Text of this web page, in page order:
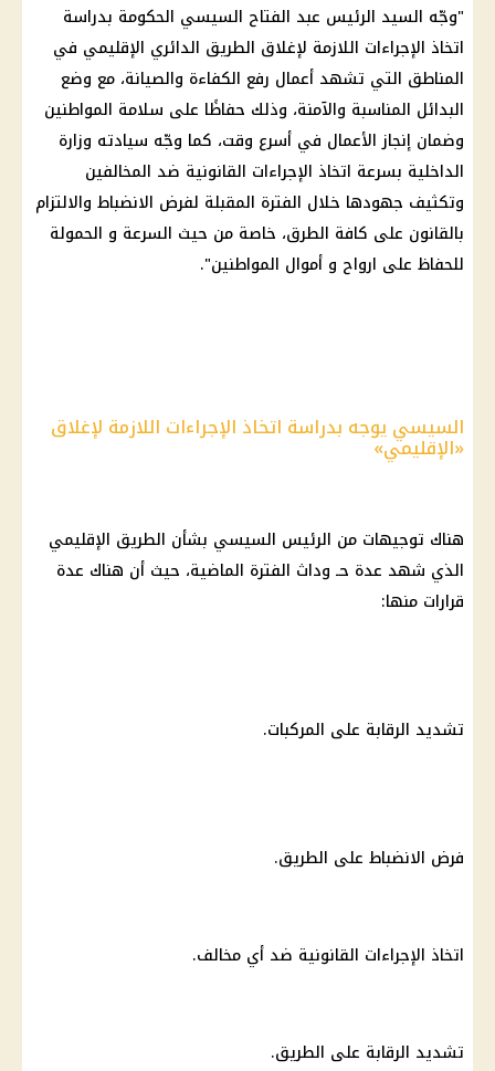
"وجّه السيد الرئيس عبد الفتاح السيسي الحكومة بدراسة
اتخاذ الإجراءات اللازمة لإغلاق الطريق الدائري الإقليمي في
المناطق التي تشهد أعمال رفع الكفاءة والصيانة، مع وضع
البدائل المناسبة والآمنة، وذلك حفاظًا على سلامة المواطنين
وضمان إنجاز الأعمال في أسرع وقت، كما وجّه سيادته وزارة
الداخلية بسرعة اتخاذ الإجراءات القانونية ضد المخالفين
وتكثيف جهودها خلال الفترة المقبلة لفرض الانضباط والالتزام
بالقانون على كافة الطرق، خاصة من حيث السرعة و الحمولة
للحفاظ على ارواح و أموال المواطنين".
السيسي يوجه بدراسة اتخاذ الإجراءات اللازمة لإغلاق
«الإقليمي»
هناك توجيهات من الرئيس السيسي بشأن الطريق الإقليمي
الذي شهد عدة حـ وداث الفترة الماضية، حيث أن هناك عدة
قرارات منها:
تشديد الرقابة على المركبات.
فرض الانضباط على الطريق.
اتخاذ الإجراءات القانونية ضد أي مخالف.
تشديد الرقابة على الطريق.